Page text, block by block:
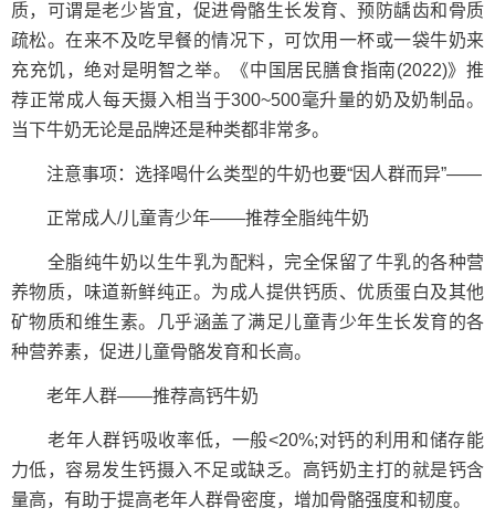
质，可谓是老少皆宜，促进骨骼生长发育、预防龋齿和骨质
疏松。在来不及吃早餐的情况下，可饮用一杯或一袋牛奶来
充充饥，绝对是明智之举。《中国居民膳食指南(2022)》推
荐正常成人每天摄入相当于300~500毫升量的奶及奶制品。
当下牛奶无论是品牌还是种类都非常多。
注意事项：选择喝什么类型的牛奶也要“因人群而异”——
正常成人/儿童青少年——推荐全脂纯牛奶
全脂纯牛奶以生牛乳为配料，完全保留了牛乳的各种营
养物质，味道新鲜纯正。为成人提供钙质、优质蛋白及其他
矿物质和维生素。几乎涵盖了满足儿童青少年生长发育的各
种营养素，促进儿童骨骼发育和长高。
老年人群——推荐高钙牛奶
老年人群钙吸收率低，一般<20%;对钙的利用和储存能
力低，容易发生钙摄入不足或缺乏。高钙奶主打的就是钙含
量高，有助于提高老年人群骨密度，增加骨骼强度和韧度。